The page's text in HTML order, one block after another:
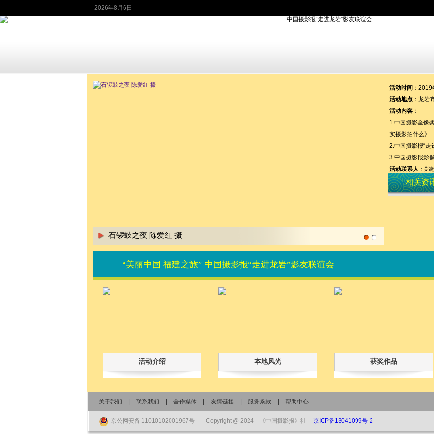
2026年8月6日
石锣鼓之夜 陈爱红 摄
活动时间 ：
活动地点 ：龙岩
活动内容 ：
1.中国摄影金像
实摄影拍什么》
2.中国摄影报“走
3.中国摄影报影
活动联系人 ：郑
相关资
“美丽中国 福建之旅” 中国摄影报“走进龙岩”影友联谊会
活动介绍 本地风光 获奖作品
关于我们 联系我们 合作媒体 友情链接 服务条款 帮助中心
京公网安备 11010102001967号 Copyright @ 2024 《中国摄影报》社 京ICP备13041099号-2